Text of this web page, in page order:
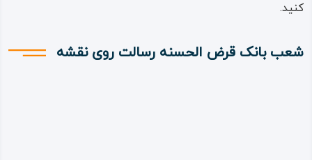
کنید.
شعب بانک قرض الحسنه رسالت روی نقشه